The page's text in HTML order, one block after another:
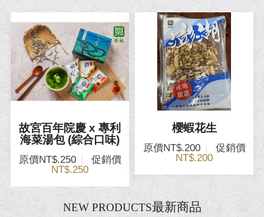
故宮百年院慶 x 專利
海菜湯包 (綜合口味)
原價NT$.250
促銷價
NT$.250
櫻蝦花生
原價NT$.200
促銷價
NT$.200
NEW PRODUCTS最新商品